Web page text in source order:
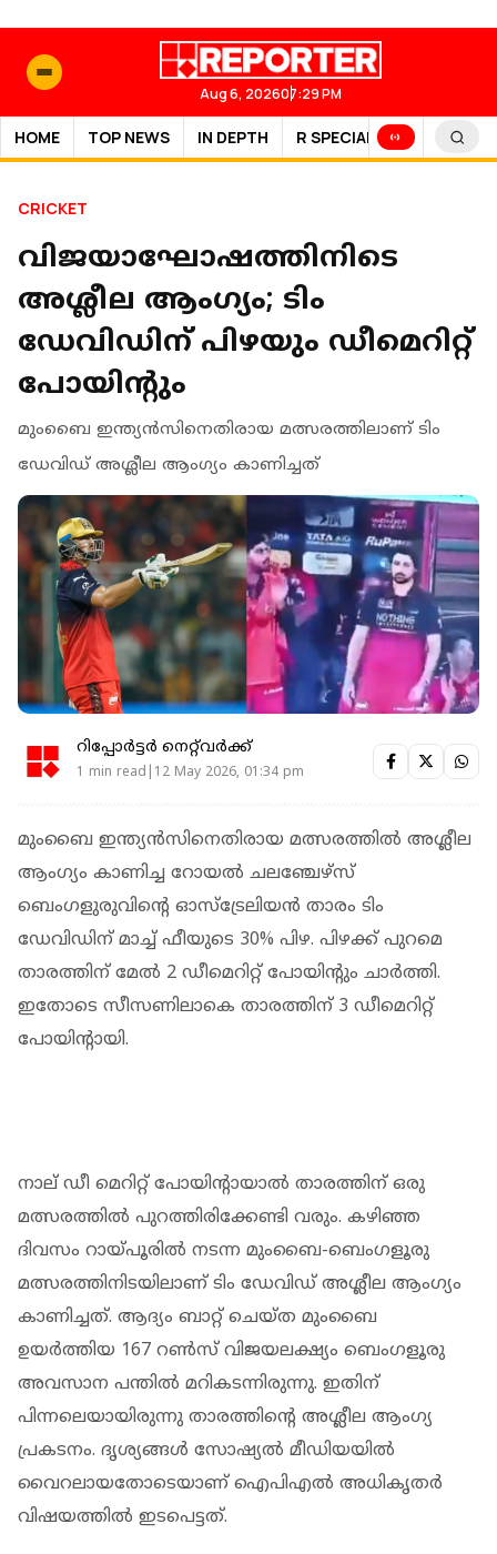
Aug 6, 202607:29 PM
HOME TOP NEWS IN DEPTH R SPECIAL SPORTS
CRICKET
വിജയാഘോഷത്തിനിടെ
അശ്ലീല ആംഗ്യം; ടിം
ഡേവിഡിന് പിഴയും ഡീമെറിറ്റ്
പോയിന്റും
മുംബൈ ഇന്ത്യന്‍സിനെതിരായ മത്സരത്തിലാണ് ടിം
ഡേവിഡ് അശ്ലീല ആംഗ്യം കാണിച്ചത്
റിപ്പോർട്ടർ നെറ്റ്‌വര്‍ക്ക്‌
1 min read|12 May 2026, 01:34 pm
മുംബൈ ഇന്ത്യന്‍സിനെതിരായ മത്സരത്തില്‍ അശ്ലീല
ആംഗ്യം കാണിച്ച റോയല്‍ ചലഞ്ചേഴ്‌സ്
ബെംഗളുരുവിന്റെ ഓസ്‌ട്രേലിയന്‍ താരം ടിം
ഡേവിഡിന് മാച്ച് ഫീയുടെ 30% പിഴ. പിഴക്ക് പുറമെ
താരത്തിന് മേല്‍ 2 ഡീമെറിറ്റ് പോയിന്റും ചാര്‍ത്തി.
ഇതോടെ സീസണിലാകെ താരത്തിന് 3 ഡീമെറിറ്റ്
പോയിന്റായി.
നാല് ഡീ മെറിറ്റ് പോയിന്റായാല്‍ താരത്തിന് ഒരു
മത്സരത്തില്‍ പുറത്തിരിക്കേണ്ടി വരും. കഴിഞ്ഞ
ദിവസം റായ്പൂരില്‍ നടന്ന മുംബൈ-ബെംഗളൂരു
മത്സരത്തിനിടയിലാണ് ടിം ഡേവിഡ് അശ്ലീല ആംഗ്യം
കാണിച്ചത്. ആദ്യം ബാറ്റ് ചെയ്ത മുംബൈ
ഉയര്‍ത്തിയ 167 റണ്‍സ് വിജയലക്ഷ്യം ബെംഗളൂരു
അവസാന പന്തില്‍ മറികടന്നിരുന്നു. ഇതിന്
പിന്നലെയായിരുന്നു താരത്തിന്റെ അശ്ലീല ആംഗ്യ
പ്രകടനം. ദൃശ്യങ്ങള്‍ സോഷ്യല്‍ മീഡിയയില്‍
വൈറലായതോടെയാണ് ഐപിഎല്‍ അധികൃതര്‍
വിഷയത്തില്‍ ഇടപെട്ടത്.